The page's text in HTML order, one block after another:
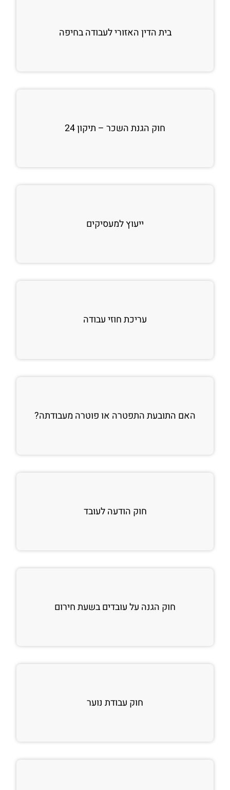
בית הדין האזורי לעבודה בחיפה
חוק הגנת השכר – תיקון 24
ייעוץ למעסיקים
עריכת חוזי עבודה
האם התובעת התפטרה או פוטרה מעבודתה?
חוק הודעה לעובד
חוק הגנה על עובדים בשעת חירום
חוק עבודת נוער